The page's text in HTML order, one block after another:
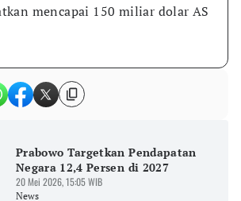
mencapai 150 miliar dolar AS
Prabowo Targetkan Pendapatan
Negara 12,4 Persen di 2027
20 Mei 2026, 15:05 WIB
News